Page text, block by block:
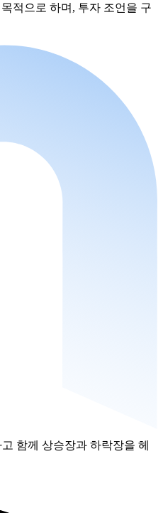
적으로 하며, 투자 조언을 구
함께 상승장과 하락장을 헤